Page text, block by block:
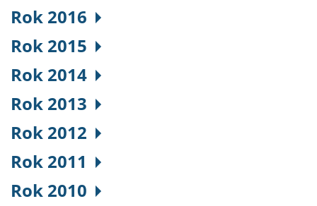
Rok 2016
Rok 2015
Rok 2014
Rok 2013
Rok 2012
Rok 2011
Rok 2010